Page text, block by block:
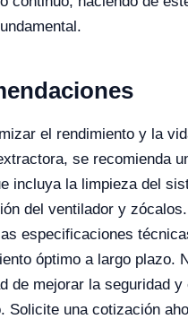
el rendimiento y la
se recomienda
incluya la limpieza del
del ventilador y
especificaciones
óptimo a largo plazo.
de mejorar la seguridad
Solicite una cotización